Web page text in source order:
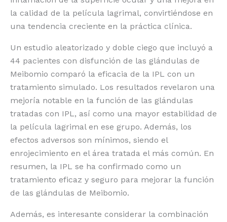
la calidad de la película lagrimal, convirtiéndose en
una tendencia creciente en la práctica clínica.
Un estudio aleatorizado y doble ciego que incluyó a
44 pacientes con disfunción de las glándulas de
Meibomio comparó la eficacia de la IPL con un
tratamiento simulado. Los resultados revelaron una
mejoría notable en la función de las glándulas
tratadas con IPL, así como una mayor estabilidad de
la película lagrimal en ese grupo. Además, los
efectos adversos son mínimos, siendo el
enrojecimiento en el área tratada el más común. En
resumen, la IPL se ha confirmado como un
tratamiento eficaz y seguro para mejorar la función
de las glándulas de Meibomio.
Además, es interesante considerar la combinación